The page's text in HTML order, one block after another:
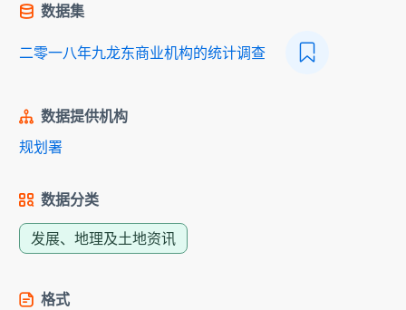
数据集
二零一八年九龙东商业机构的统计调查
数据提供机构
规划署
数据分类
发展、地理及土地资讯
格式